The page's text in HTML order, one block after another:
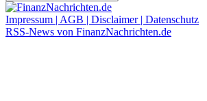
Impressum | AGB | Disclaimer | Datenschutz
RSS-News von FinanzNachrichten.de